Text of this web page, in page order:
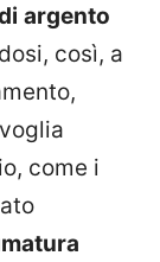
argento
così, a
come i